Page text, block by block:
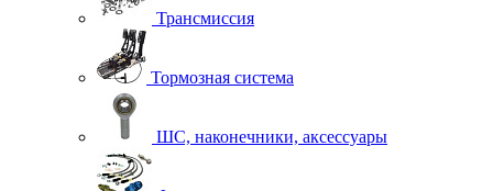
Трансмиссия
Тормозная система
ШС, наконечники, аксессуары